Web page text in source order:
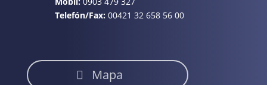
Telefón/Fax:00421 32 658 56 00
Mapa